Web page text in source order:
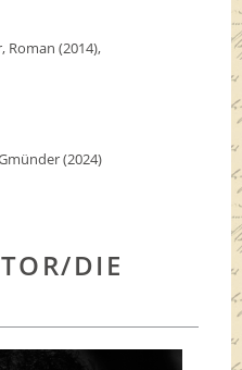
Roman (2014),
(2024)
DIE